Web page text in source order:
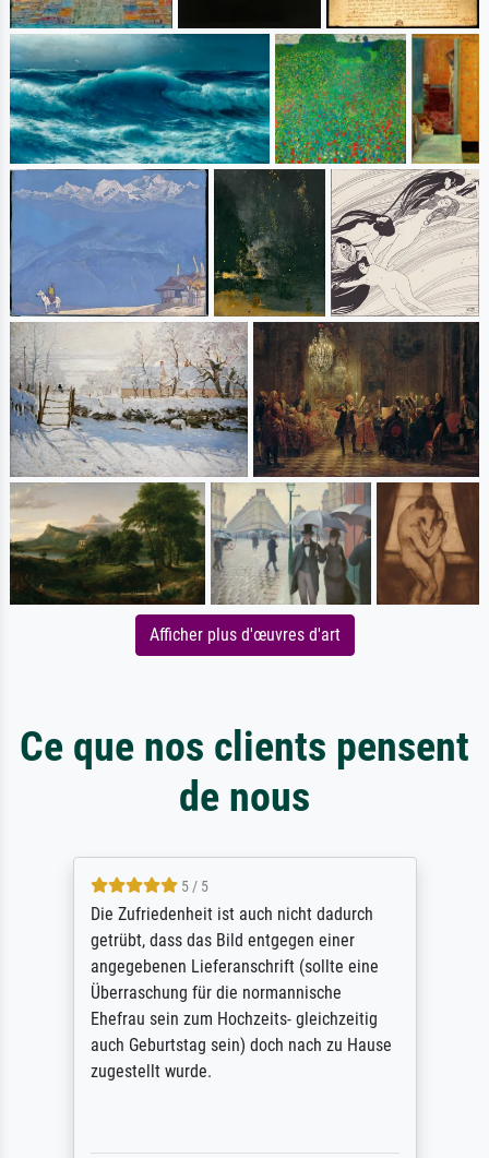
Afficher plus d'œuvres d'art
Ce que nos clients pensent
de nous
5 / 5
Die Zufriedenheit ist auch nicht dadurch
getrübt, dass das Bild entgegen einer
angegebenen Lieferanschrift (sollte eine
Überraschung für die normannische
Ehefrau sein zum Hochzeits- gleichzeitig
auch Geburtstag sein) doch nach zu Hause
zugestellt wurde.